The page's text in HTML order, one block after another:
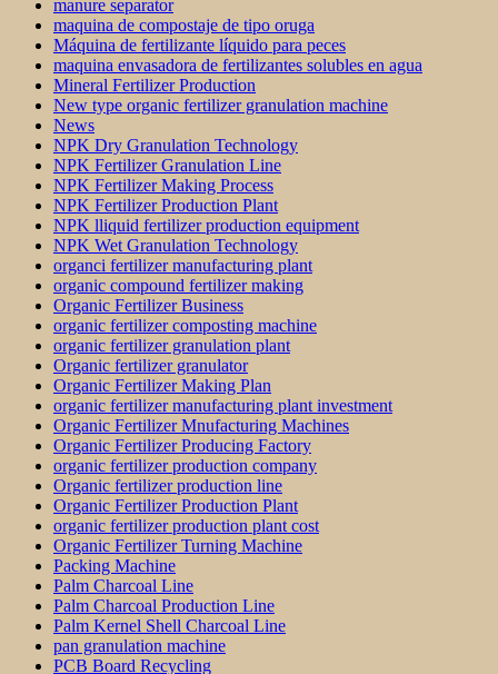
manure separator
maquina de compostaje de tipo oruga
Máquina de fertilizante líquido para peces
maquina envasadora de fertilizantes solubles en agua
Mineral Fertilizer Production
New type organic fertilizer granulation machine
News
NPK Dry Granulation Technology
NPK Fertilizer Granulation Line
NPK Fertilizer Making Process
NPK Fertilizer Production Plant
NPK lliquid fertilizer production equipment
NPK Wet Granulation Technology
organci fertilizer manufacturing plant
organic compound fertilizer making
Organic Fertilizer Business
organic fertilizer composting machine
organic fertilizer granulation plant
Organic fertilizer granulator
Organic Fertilizer Making Plan
organic fertilizer manufacturing plant investment
Organic Fertilizer Mnufacturing Machines
Organic Fertilizer Producing Factory
organic fertilizer production company
Organic fertilizer production line
Organic Fertilizer Production Plant
organic fertilizer production plant cost
Organic Fertilizer Turning Machine
Packing Machine
Palm Charcoal Line
Palm Charcoal Production Line
Palm Kernel Shell Charcoal Line
pan granulation machine
PCB Board Recycling